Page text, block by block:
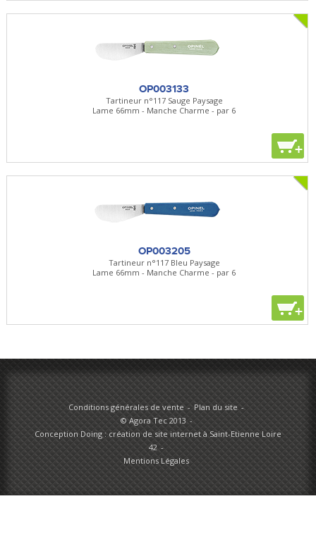
OP003133
Tartineur n°117 Sauge Paysage
Lame 66mm - Manche Charme - par 6
+
OP003205
Tartineur n°117 Bleu Paysage
Lame 66mm - Manche Charme - par 6
+
Conditions générales de vente
Plan du site
© Agora Tec 2013
Conception Doing : création de site internet à Saint-Etienne Loire
42
Mentions Légales